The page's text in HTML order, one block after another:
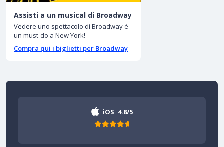
Assisti a un musical di Broadway
Vedere uno spettacolo di Broadway è
un must-do a New York!
Compra qui i biglietti per Broadway
iOS 4.8/5